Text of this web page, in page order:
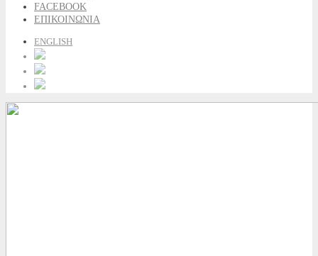
FACEBOOK
ΕΠΙΚΟΙΝΩΝΙΑ
ENGLISH